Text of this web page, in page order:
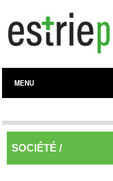
MENU
SOCIÉTÉ /